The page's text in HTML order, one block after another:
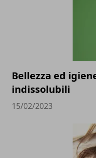
Bellezza ed
indissolubili
15/02/2023